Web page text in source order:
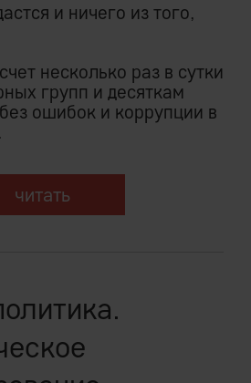
и ничего из того,
несколько раз в сутки
групп и десяткам
ошибок и коррупции в
читать